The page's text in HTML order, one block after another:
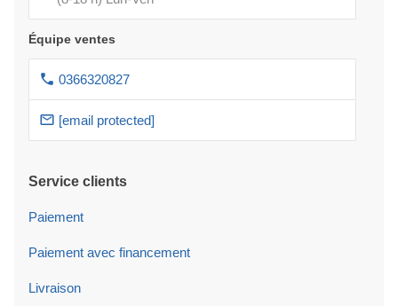
Équipe ventes
0366320827
[email protected]
Service clients
Paiement
Paiement avec financement
Livraison